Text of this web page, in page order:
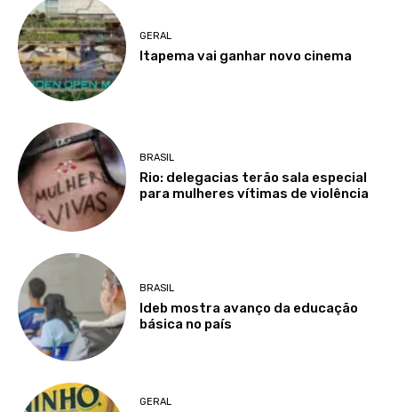
GERAL
Itapema vai ganhar novo cinema
BRASIL
Rio: delegacias terão sala especial
para mulheres vítimas de violência
BRASIL
Ideb mostra avanço da educação
básica no país
GERAL